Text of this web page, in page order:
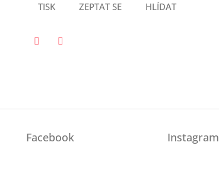
TISK ZEPTAT SE HLÍDAT
Facebook Instagram